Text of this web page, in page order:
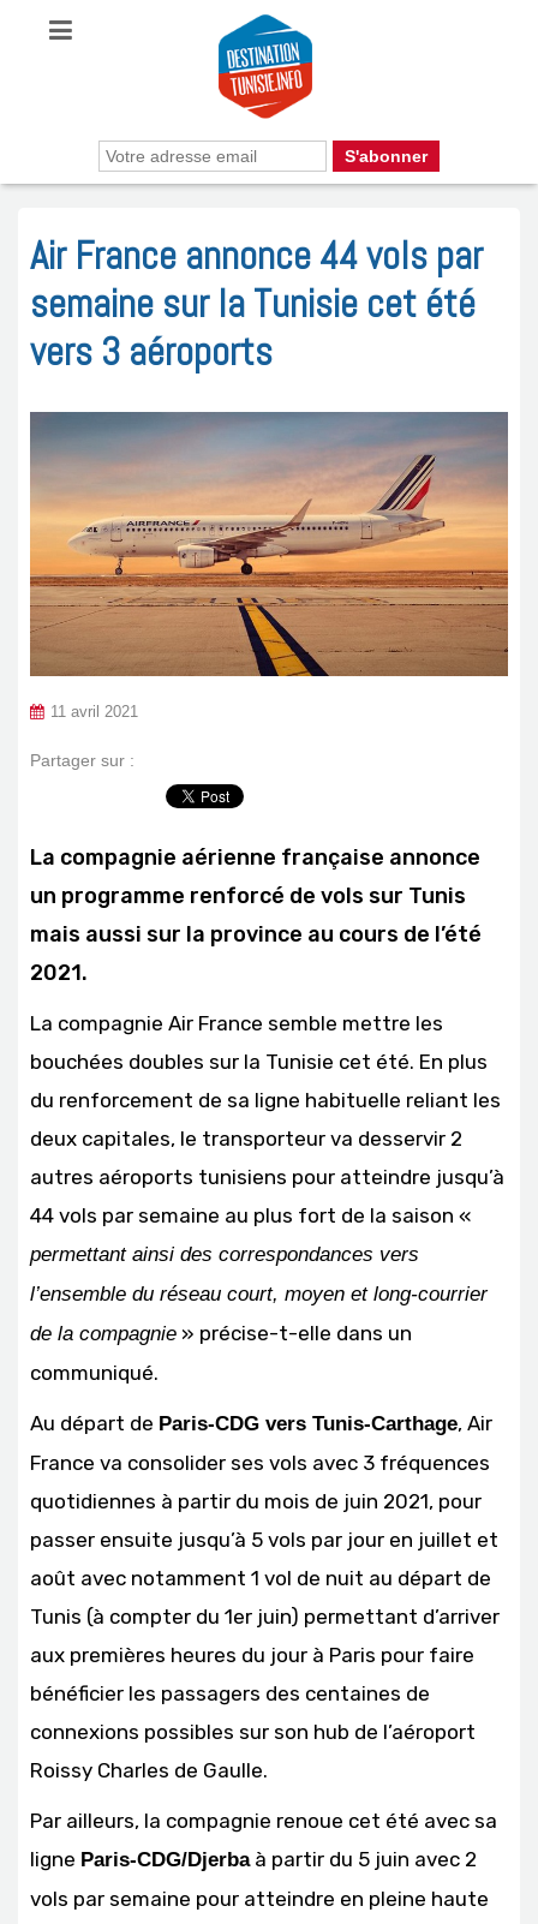
Air France annonce 44 vols par
semaine sur la Tunisie cet été
vers 3 aéroports
11 avril 2021
Partager sur :
La compagnie aérienne française annonce
un programme renforcé de vols sur Tunis
mais aussi sur la province au cours de l’été
2021.
La compagnie Air France semble mettre les
bouchées doubles sur la Tunisie cet été. En plus
du renforcement de sa ligne habituelle reliant les
deux capitales, le transporteur va desservir 2
autres aéroports tunisiens pour atteindre jusqu’à
44 vols par semaine au plus fort de la saison «
permettant ainsi des correspondances vers
l’ensemble du réseau court, moyen et long-courrier
de la compagnie » précise-t-elle dans un
communiqué.
Au départ de Paris-CDG vers Tunis-Carthage, Air
France va consolider ses vols avec 3 fréquences
quotidiennes à partir du mois de juin 2021, pour
passer ensuite jusqu’à 5 vols par jour en juillet et
août avec notamment 1 vol de nuit au départ de
Tunis (à compter du 1er juin) permettant d’arriver
aux premières heures du jour à Paris pour faire
bénéficier les passagers des centaines de
connexions possibles sur son hub de l’aéroport
Roissy Charles de Gaulle.
Par ailleurs, la compagnie renoue cet été avec sa
ligne Paris-CDG/Djerbaà partir du 5 juin avec 2
vols par semaine pour atteindre en pleine haute